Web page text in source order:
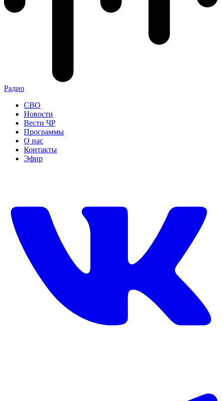
Радио
СВО
Новости
Вести ЧР
Программы
О нас
Контакты
Эфир